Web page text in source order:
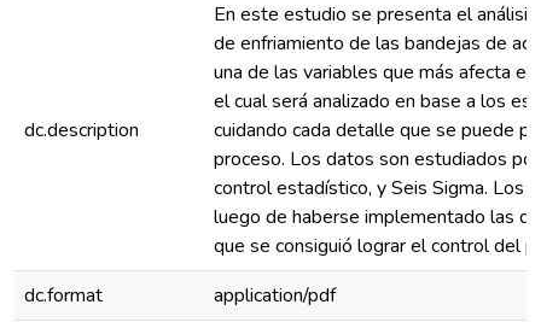
dc.description
En este estudio se presenta el
de enfriamiento de las bandejas de
una de las variables que más afecta el
el cual será analizado en base a los
cuidando cada detalle que se puede
proceso. Los datos son estudiados
control estadístico, y Seis Sigma. Los
luego de haberse implementado las
que se consiguió lograr el control del
dc.format
application/pdf